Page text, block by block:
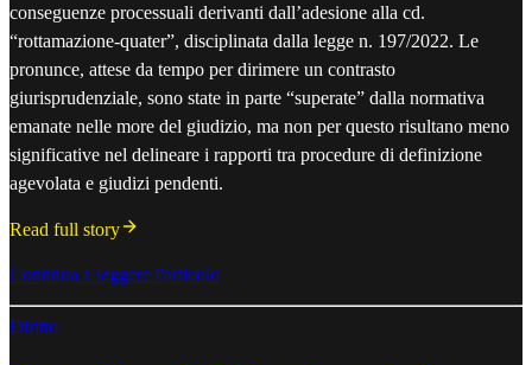
conseguenze processuali derivanti dall’adesione alla cd.
“rottamazione-quater”, disciplinata dalla legge n. 197/2022. Le
pronunce, attese da tempo per dirimere un contrasto
giurisprudenziale, sono state in parte “superate” dalla normativa
emanate nelle more del giudizio, ma non per questo risultano meno
significative nel delineare i rapporti tra procedure di definizione
agevolata e giudizi pendenti.
Read full story
Continua a leggere l'articolo
Diritto